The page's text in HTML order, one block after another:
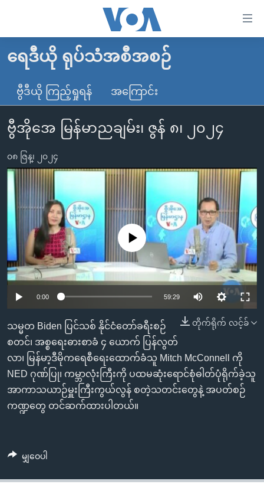
လွယ်ကူ
သည့်
Link
များ
ပင်မ
အကြောင်းအရာ
ကျော်
ကြည့်
ပင်မ
အ
ညွန်း
စာမျက်နှာ
ကျော်
ကြည့်
ရန်
ရှာဖွေ
ရန်
နေရာ
ရန်
မူလစာမျက်နှာ
မြန်မာ
ကမ္ဘာ့သတင်းများ
နိုင်ငံတကာ
တရုတ်
အစ္စရေး-ပါလက်စတိုင်း
ဗွီဒီယို
ရပ်ဝန်းတခု လမ်းတခု အလွန်
အင်္ဂလိပ်စာလေ့လာမယ်
အမေရိကန်သုံးအီဒီယံ
မကြေးမုံရဲ့ အင်္ဂလိပ်စာ
ရုပ်ရှင်ထဲက အင်္ဂလိပ်စာ
သုတပဒေသာ အင်္ဂလိပ်စာ
အပတ်စဉ်ကဏ္ဍများ
ရေဒီယို
တီဗွီ
ရေဒီယိုနှင့်ရုပ်သံ အချက်အလက်များ
ရေဒီယို/တီဗွီအစီအစဉ်
Learning English
ဘာသာစကားများ
ရေဒီယို ရုပ်သံအစီအစဉ်
ဗွီဒီယို ကြည့်ရှုရန် အကြောင်း
ဗွီအိုအေ မြန်မာညချမ်း၊ ဇွန် ၈၊ ၂၀၂၄
၀၈ ဇြန္၊ ၂၀၂၄
No media source currently available
0:00 59:29
တိုက်ရိုက် လင့်ခ်
သမ္မတ Biden ပြင်သစ် နိုင်ငံတော်ခရီးစဉ်
စတင်၊ အစ္စရေးဓားစာခံ ၄ ယောက် ပြန်လွတ်
လာ၊ မြန်မာ့ဒီမိုကရေစီရေးထောက်ခံသူ Mitch McConnell ကို
NED ဂုဏ်ပြု၊ ကမ္ဘာလုံးကြီးကို ပထမဆုံးရောင်စုံဓါတ်ပုံရိုက်ခဲ့သူ
အာကာသယာဉ်မှူးကြီးကွယ်လွန် စတဲ့သတင်းတွေနဲ့ အပတ်စဉ်
ကဏ္ဍတွေ တင်ဆက်ထားပါတယ်။
မျှဝေပါ